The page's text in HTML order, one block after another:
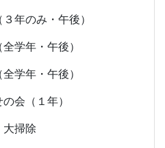
年のみ・午後）
学年・午後）
学年・午後）
会（１年）
大掃除